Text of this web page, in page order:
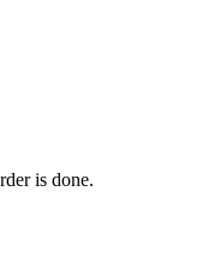
is done.